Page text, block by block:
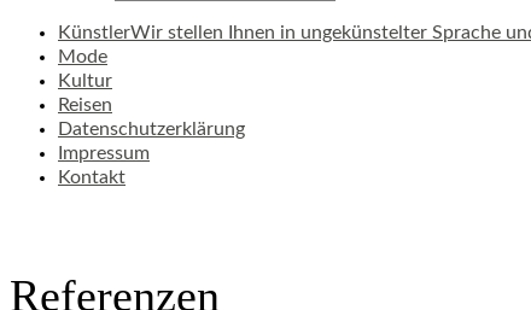
KünstlerWir stellen Ihnen in ungekünstelter Sprache
Mode
Kultur
Reisen
Datenschutzerklärung
Impressum
Kontakt
Referenzen